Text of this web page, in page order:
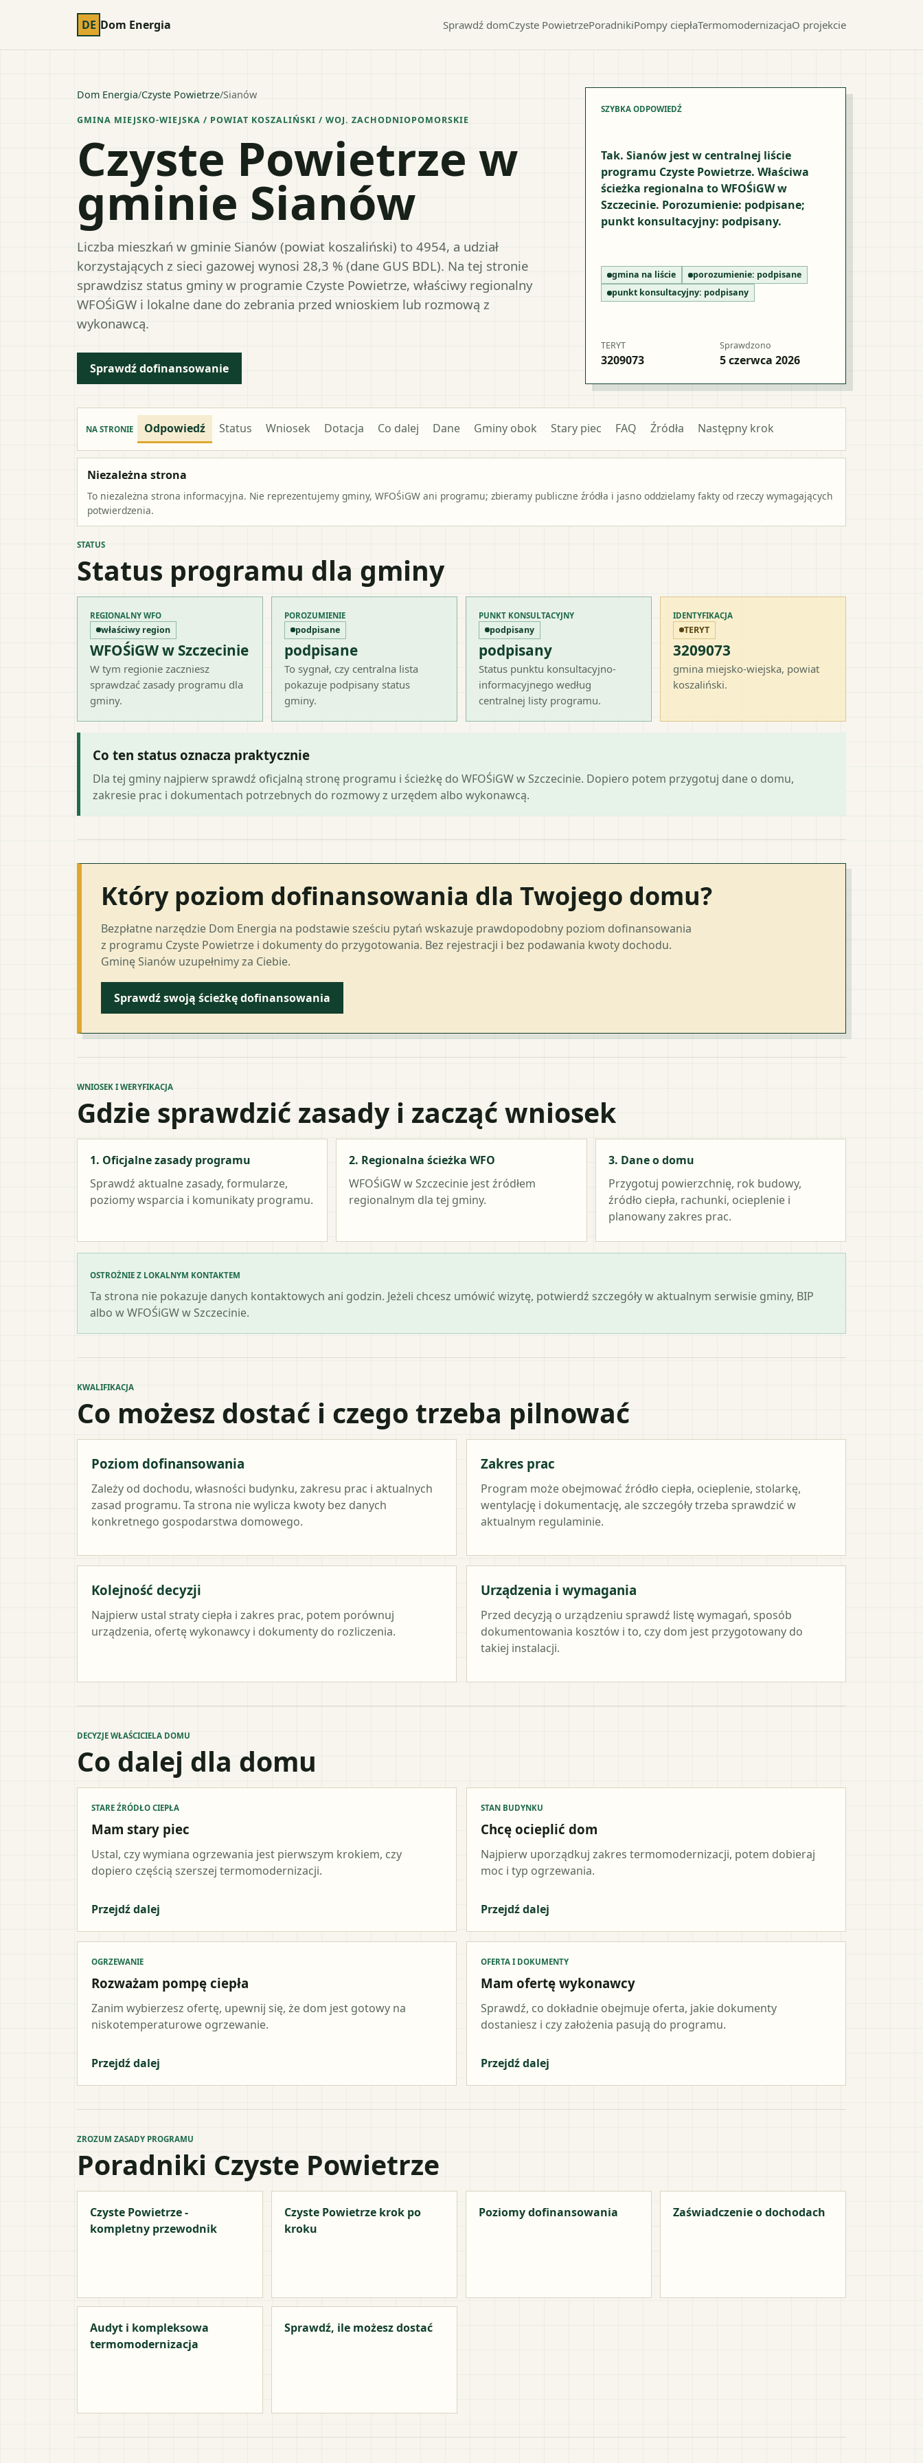
DE Dom Energia Sprawdź domCzyste PowietrzePoradnikiPompy ciepłaTermomodernizacjaO projekcie
Dom Energia/Czyste Powietrze/Sianów
GMINA MIEJSKO-WIEJSKA / POWIAT KOSZALIŃSKI / WOJ. ZACHODNIOPOMORSKIE
Czyste Powietrze w
gminie Sianów
Liczba mieszkań w gminie Sianów (powiat koszaliński) to 4954, a udział
korzystających z sieci gazowej wynosi 28,3 % (dane GUS BDL). Na tej stronie
sprawdzisz status gminy w programie Czyste Powietrze, właściwy regionalny
WFOŚiGW i lokalne dane do zebrania przed wnioskiem lub rozmową z
wykonawcą.
Sprawdź dofinansowanie
SZYBKA ODPOWIEDŹ
Tak. Sianów jest w centralnej liście
programu Czyste Powietrze. Właściwa
ścieżka regionalna to WFOŚiGW w
Szczecinie. Porozumienie: podpisane;
punkt konsultacyjny: podpisany.
gmina na liście porozumienie: podpisane
punkt konsultacyjny: podpisany
TERYT
3209073
Sprawdzono
5 czerwca 2026
NA STRONIE Odpowiedź Status Wniosek Dotacja Co dalej Dane Gminy obok Stary piec FAQ Źródła Następny krok
Niezależna strona
To niezależna strona informacyjna. Nie reprezentujemy gminy, WFOŚiGW ani programu; zbieramy publiczne źródła i jasno oddzielamy fakty od rzeczy wymagających
potwierdzenia.
STATUS
Status programu dla gminy
REGIONALNY WFO
właściwy region
WFOŚiGW w Szczecinie
W tym regionie zaczniesz
sprawdzać zasady programu dla
gminy.
POROZUMIENIE
podpisane
podpisane
To sygnał, czy centralna lista
pokazuje podpisany status
gminy.
PUNKT KONSULTACYJNY
podpisany
podpisany
Status punktu konsultacyjno-
informacyjnego według
centralnej listy programu.
IDENTYFIKACJA
TERYT
3209073
gmina miejsko-wiejska, powiat
koszaliński.
Co ten status oznacza praktycznie
Dla tej gminy najpierw sprawdź oficjalną stronę programu i ścieżkę do WFOŚiGW w Szczecinie. Dopiero potem przygotuj dane o domu,
zakresie prac i dokumentach potrzebnych do rozmowy z urzędem albo wykonawcą.
Który poziom dofinansowania dla Twojego domu?
Bezpłatne narzędzie Dom Energia na podstawie sześciu pytań wskazuje prawdopodobny poziom dofinansowania
z programu Czyste Powietrze i dokumenty do przygotowania. Bez rejestracji i bez podawania kwoty dochodu.
Gminę Sianów uzupełnimy za Ciebie.
Sprawdź swoją ścieżkę dofinansowania
WNIOSEK I WERYFIKACJA
Gdzie sprawdzić zasady i zacząć wniosek
1. Oficjalne zasady programu
Sprawdź aktualne zasady, formularze,
poziomy wsparcia i komunikaty programu.
2. Regionalna ścieżka WFO
WFOŚiGW w Szczecinie jest źródłem
regionalnym dla tej gminy.
3. Dane o domu
Przygotuj powierzchnię, rok budowy,
źródło ciepła, rachunki, ocieplenie i
planowany zakres prac.
OSTROŻNIE Z LOKALNYM KONTAKTEM
Ta strona nie pokazuje danych kontaktowych ani godzin. Jeżeli chcesz umówić wizytę, potwierdź szczegóły w aktualnym serwisie gminy, BIP
albo w WFOŚiGW w Szczecinie.
KWALIFIKACJA
Co możesz dostać i czego trzeba pilnować
Poziom dofinansowania
Zależy od dochodu, własności budynku, zakresu prac i aktualnych
zasad programu. Ta strona nie wylicza kwoty bez danych
konkretnego gospodarstwa domowego.
Zakres prac
Program może obejmować źródło ciepła, ocieplenie, stolarkę,
wentylację i dokumentację, ale szczegóły trzeba sprawdzić w
aktualnym regulaminie.
Kolejność decyzji
Najpierw ustal straty ciepła i zakres prac, potem porównuj
urządzenia, ofertę wykonawcy i dokumenty do rozliczenia.
Urządzenia i wymagania
Przed decyzją o urządzeniu sprawdź listę wymagań, sposób
dokumentowania kosztów i to, czy dom jest przygotowany do
takiej instalacji.
DECYZJE WŁAŚCICIELA DOMU
Co dalej dla domu
STARE ŹRÓDŁO CIEPŁA
Mam stary piec
Ustal, czy wymiana ogrzewania jest pierwszym krokiem, czy
dopiero częścią szerszej termomodernizacji.
Przejdź dalej
STAN BUDYNKU
Chcę ocieplić dom
Najpierw uporządkuj zakres termomodernizacji, potem dobieraj
moc i typ ogrzewania.
Przejdź dalej
OGRZEWANIE
Rozważam pompę ciepła
Zanim wybierzesz ofertę, upewnij się, że dom jest gotowy na
niskotemperaturowe ogrzewanie.
Przejdź dalej
OFERTA I DOKUMENTY
Mam ofertę wykonawcy
Sprawdź, co dokładnie obejmuje oferta, jakie dokumenty
dostaniesz i czy założenia pasują do programu.
Przejdź dalej
ZROZUM ZASADY PROGRAMU
Poradniki Czyste Powietrze
Czyste Powietrze -
kompletny przewodnik
Czyste Powietrze krok po
kroku
Poziomy dofinansowania Zaświadczenie o dochodach
Audyt i kompleksowa
termomodernizacja
Sprawdź, ile możesz dostać